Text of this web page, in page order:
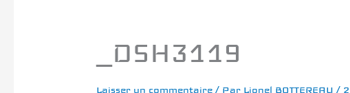
_DSH3119
Laisser un commentaire / Par Lionel BOTTEREAU/